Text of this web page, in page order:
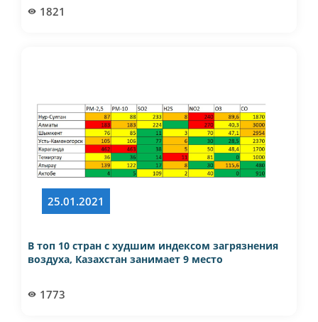
1821
25.01.2021
В топ 10 стран с худшим индексом загрязнения
воздуха, Казахстан занимает 9 место
1773